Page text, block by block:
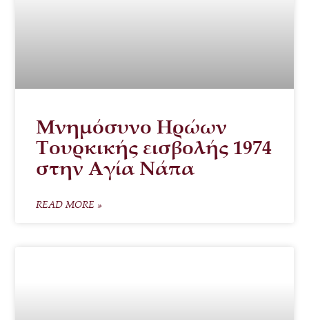
Μνημόσυνο Ηρώων
Τουρκικής εισβολής 1974
στην Αγία Νάπα
READ MORE »